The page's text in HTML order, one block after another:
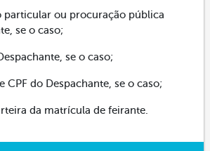
particular ou procuração pública
se o caso;
se o caso;
CPF do Despachante, se o caso;
da matrícula de feirante.